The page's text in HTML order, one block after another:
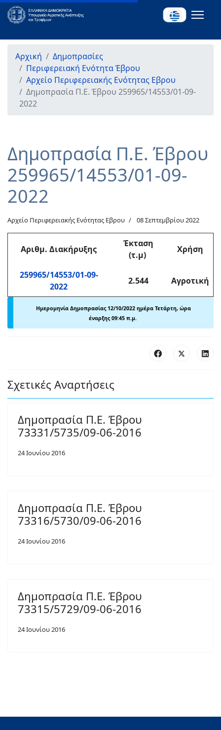
Αρχική
Δημοπρασίες
Περιφερειακή Ενότητα Έβρου
Αρχείο Περιφερειακής Ενότητας Εβρου
Δημοπρασία Π.Ε. Έβρου 259965/14553/01-09-
2022
Δημοπρασία Π.Ε. Έβρου
259965/14553/01-09-
2022
Αρχείο Περιφερειακής Ενότητας Εβρου 08 Σεπτεμβρίου 2022
Αριθμ. Διακήρυξης
Έκταση
(τ.μ)
Χρήση
259965/14553/01-09-
2022
2.544 Αγροτική
Ημερομηνία Δημοπρασίας 12/10/2022 ημέρα Τετάρτη, ώρα
έναρξης 09:45 π.μ.
Σχετικές Αναρτήσεις
Δημοπρασία Π.Ε. Έβρου
73331/5735/09-06-2016
24 Ιουνίου 2016
Δημοπρασία Π.Ε. Έβρου
73316/5730/09-06-2016
24 Ιουνίου 2016
Δημοπρασία Π.Ε. Έβρου
73315/5729/09-06-2016
24 Ιουνίου 2016